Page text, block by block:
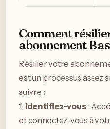
Comment
abonnement
Résilier votre
est un processus assez
suivre :
1. Identifiez-vous :
et connectez-vous à